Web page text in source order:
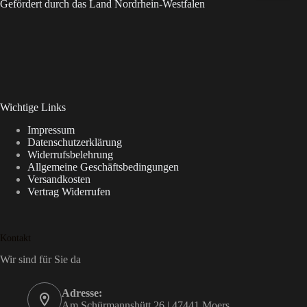
Gefördert durch das Land Nordrhein-Westfalen
Wichtige Links
Impressum
Datenschutzerklärung
Widerrufsbelehrung
Allgemeine Geschäftsbedingungen
Versandkosten
Vertrag Widerrufen
Kontakt
Wir sind für Sie da
Adresse: